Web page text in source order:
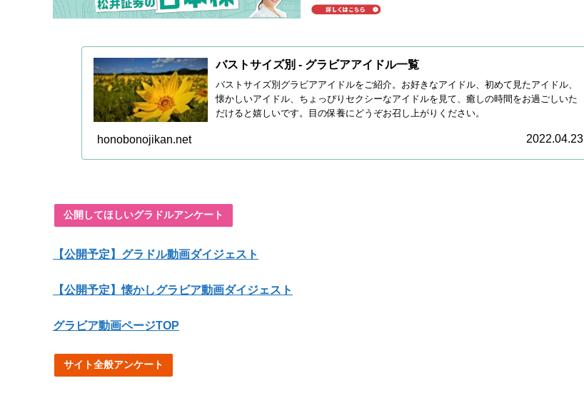
バストサイズ別 - グラビアアイドル一覧
バストサイズ別グラビアアイドルをご紹介。お好きなアイドル、初めて見たアイドル、
懐かしいアイドル、ちょっぴりセクシーなアイドルを見て、癒しの時間をお過ごしいた
だけると嬉しいです。目の保養にどうぞお召し上がりください。
honobonojikan.net 2022.04.23
公開してほしいグラドルアンケート
【公開予定】グラドル動画ダイジェスト
【公開予定】懐かしグラビア動画ダイジェスト
グラビア動画ページTOP
サイト全般アンケート